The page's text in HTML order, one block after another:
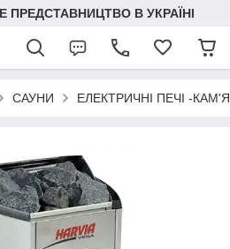
ПРЕДСТАВНИЦТВО В УКРАЇНІ
САУНИ ЕЛЕКТРИЧНІ ПЕЧІ -